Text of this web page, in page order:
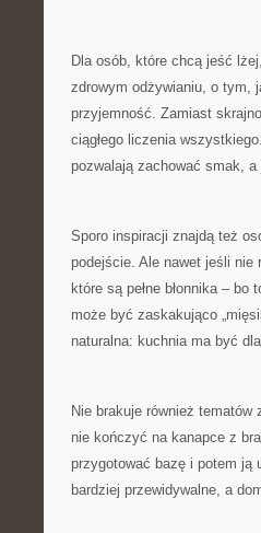
Dla osób, które chcą jeść
zdrowym odżywianiu, o tym,
przyjemność. Zamiast
ciągłego liczenia
pozwalają zachować smak,
Sporo inspiracji znajdą też
podejście. Ale nawet jeśli nie
które są pełne błonnika –
może być zaskakująco
naturalna: kuchnia ma być
Nie brakuje również
nie kończyć na kanapce z
przygotować bazę i potem ją
bardziej przewidywalne, a